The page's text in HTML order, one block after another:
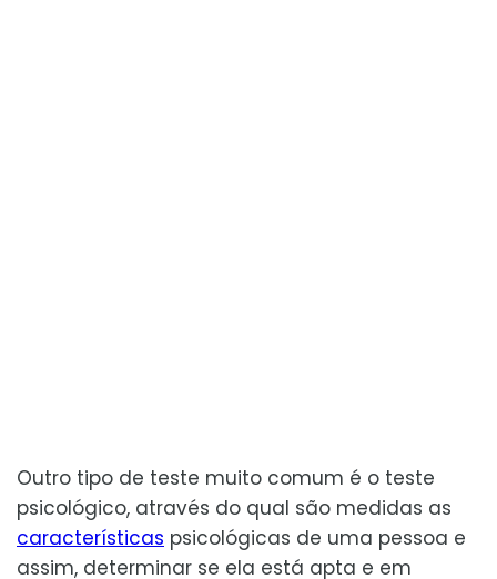
Outro tipo de teste muito comum é o teste
psicológico, através do qual são medidas as
características psicológicas de uma pessoa e
assim, determinar se ela está apta e em